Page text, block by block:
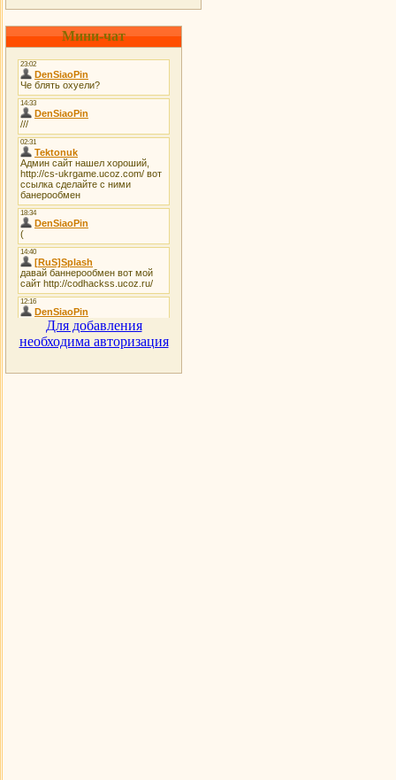
Мини-чат
Для добавления
необходима авторизация